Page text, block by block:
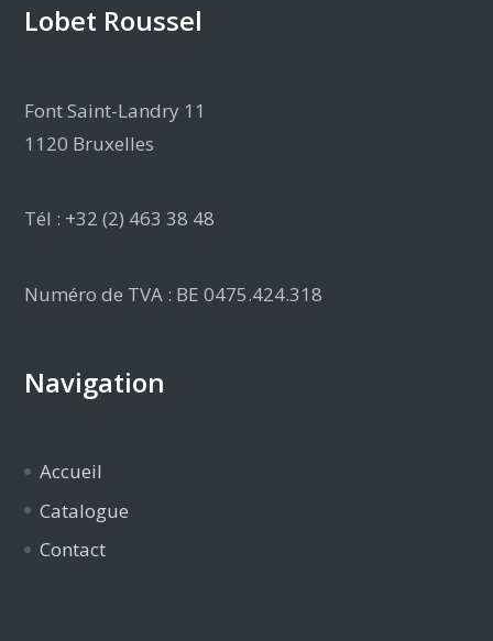
Lobet Roussel
Font Saint-Landry 11
1120 Bruxelles
Tél : +32 (2) 463 38 48
Numéro de TVA : BE 0475.424.318
Navigation
Accueil
Catalogue
Contact